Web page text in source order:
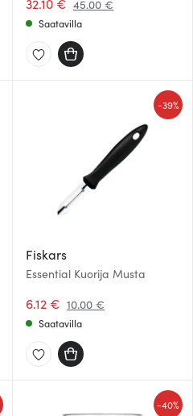
45.00 €
Saatavilla
Fiskars
Essential Kuorija Musta
6.12 € 10.00 €
-39%
Saatavilla
-40%